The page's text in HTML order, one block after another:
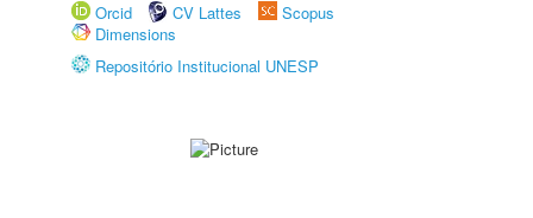
Orcid
CV Lattes
Scopus
Dimensions
Repositório Institucional UNESP